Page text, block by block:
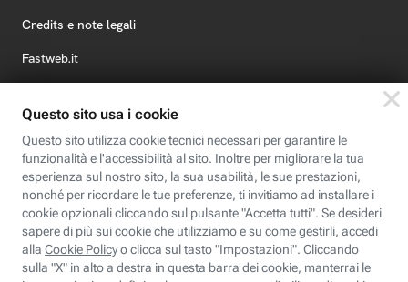
Credits e note legali
Fastweb.it
Fastweb Digital Academy
STEP FuturAbility District